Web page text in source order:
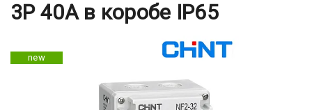
3Р 40А в коробе IP65
new